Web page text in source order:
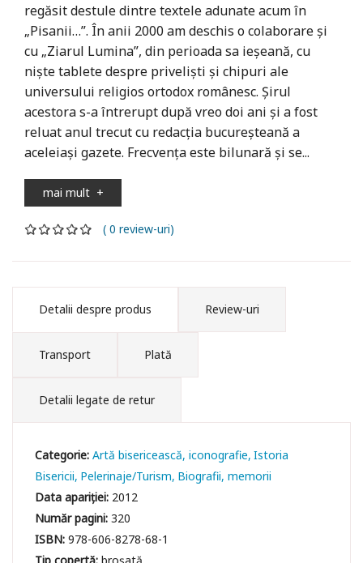
regăsit destule dintre textele adunate acum în
„Pisanii…”. În anii 2000 am deschis o colaborare şi
cu „Ziarul Lumina”, din perioada sa ieşeană, cu
nişte tablete despre privelişti şi chipuri ale
universului religios ortodox românesc. Şirul
acestora s-a întrerupt după vreo doi ani şi a fost
reluat anul trecut cu redacţia bucureşteană a
aceleiaşi gazete. Frecvenţa este bilunară şi se...
mai mult +
( 0 review-uri)
Detalii despre produs Review-uri
Transport Plată
Detalii legate de retur
Categorie:Artă bisericească, iconografie Istoria
Bisericii Pelerinaje/Turism Biografii, memorii
Data apariției: 2012
Număr pagini:320
ISBN:978-606-8278-68-1